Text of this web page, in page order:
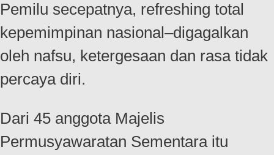
Pemilu secepatnya, refreshing total
kepemimpinan nasional–digagalkan
oleh nafsu, ketergesaan dan rasa tidak
percaya diri.
Dari 45 anggota Majelis
Permusyawaratan Sementara itu